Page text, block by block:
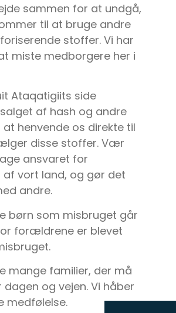
sammen for at undgå,
til at bruge andre
stoffer. Vi har
miste medborgere her i
Ataqatigiits side
af hash og andre
henvende os direkte til
disse stoffer. Vær
ansvaret for
af vort land, og gør det
andre.
børn som misbruget går
forældrene er blevet
mange familier, der må
og vejen. Vi håber
medfølelse.